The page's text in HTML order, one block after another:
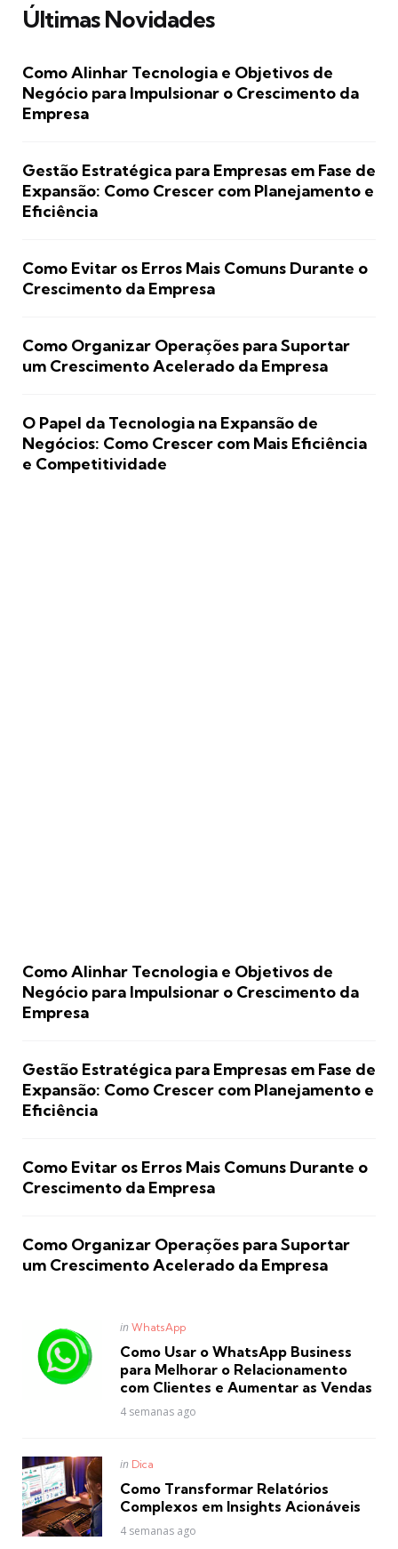
Últimas Novidades
Como Alinhar Tecnologia e Objetivos de
Negócio para Impulsionar o Crescimento da
Empresa
Gestão Estratégica para Empresas em Fase de
Expansão: Como Crescer com Planejamento e
Eficiência
Como Evitar os Erros Mais Comuns Durante o
Crescimento da Empresa
Como Organizar Operações para Suportar
um Crescimento Acelerado da Empresa
O Papel da Tecnologia na Expansão de
Negócios: Como Crescer com Mais Eficiência
e Competitividade
Como Alinhar Tecnologia e Objetivos de
Negócio para Impulsionar o Crescimento da
Empresa
Gestão Estratégica para Empresas em Fase de
Expansão: Como Crescer com Planejamento e
Eficiência
Como Evitar os Erros Mais Comuns Durante o
Crescimento da Empresa
Como Organizar Operações para Suportar
um Crescimento Acelerado da Empresa
Posted
in WhatsApp
Como Usar o WhatsApp Business
para Melhorar o Relacionamento
com Clientes e Aumentar as Vendas
4 semanas ago
Posted
in Dica
Como Transformar Relatórios
Complexos em Insights Acionáveis
4 semanas ago